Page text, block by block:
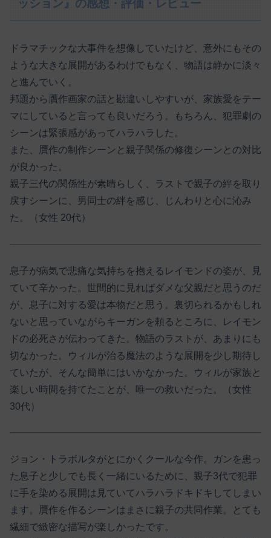
ッション』の感想・評価・レビュー
ドラマチックな大事件を想像していたけど、意外にもその
ような大きな展開があるわけでもなく、物語は静かに淡々
と進んでいく。
邦題から贋作画家の話と勘違いしやすいが、家族愛をテー
マにしていると言っても良いだろう。もちろん、犯罪劇の
シーンは緊張感があってハラハラした。
また、贋作の制作シーンと親子関係の修復シーンとの対比
が良かった。
親子三代の関係性が素晴らしく、ラストで親子の絆を取り
戻すシーンに、男同士の絆を感じ、じんわりと心に沁み
た。（女性 20代）
息子が病気で悲痛な気持ちを抱えるレイモンドの姿が、見
ていて辛かった。世間的に見ればダメな父親だと思うのだ
が、息子に対する愛は本物だと思う。裏切られるかもしれ
ないと思っていながらキーガンを頼るところに、レイモン
ドの必死さが伝わってきた。物語のラストが、あまりにも
切なかった。ウィルが治る魔法のような展開を少し期待し
ていたが、そんな簡単にはいかなかった。ウィルが家族と
楽しい時間を持てたことが、唯一の救いだった。（女性
30代）
ジョン・トラボルタがとにかくクールな今作。ガンを患っ
た息子と少しでも長く一緒にいるために、親子3代で犯罪
に手を染める展開は見ていてハラハラドキドキしてしまい
ます。贋作を作るシーンはまさに親子の共同作業。とても
繊細で緻密な描写が楽しかったです。